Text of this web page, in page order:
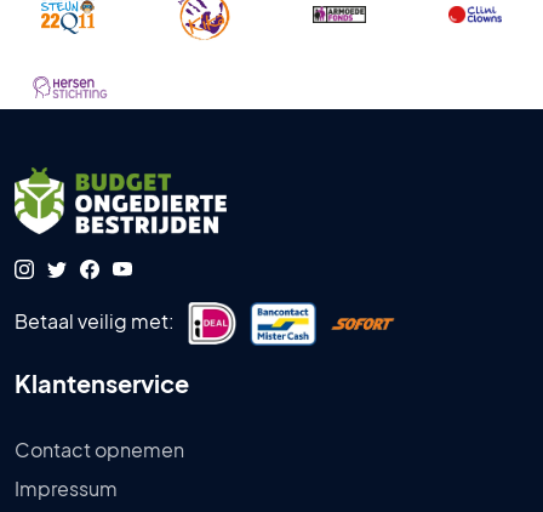
Betaal veilig met:
Klantenservice
Contact opnemen
Impressum